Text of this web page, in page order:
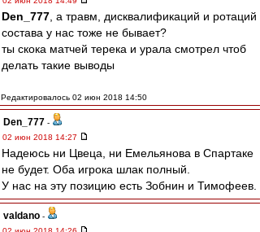
Den_777 , а травм, дисквалификаций и ротаций
состава у нас тоже не бывает?
ты скока матчей терека и урала смотрел чтоб
делать такие выводы
Редактировалось 02 июн 2018 14:50
Den_777 -
02 июн 2018 14:27
Надеюсь ни Цвеца, ни Емельянова в Спартаке
не будет. Оба игрока шлак полный.
У нас на эту позицию есть Зобнин и Тимофеев.
valdano -